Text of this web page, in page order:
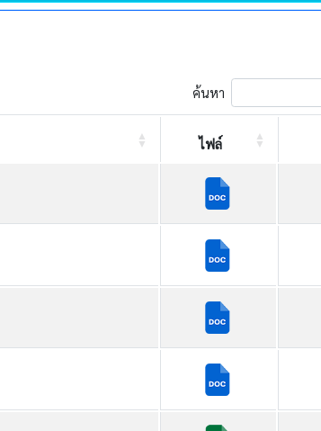
ค้นหา
ไฟล์